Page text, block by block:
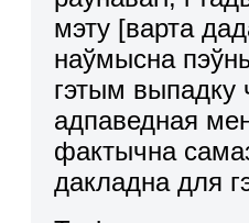
мэту [варта
наўмысна
гэтым выпадку
адпаведная
фактычна
дакладна для